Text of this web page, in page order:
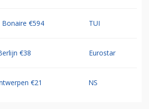
€594 TUI
€38 Eurostar
€21 NS